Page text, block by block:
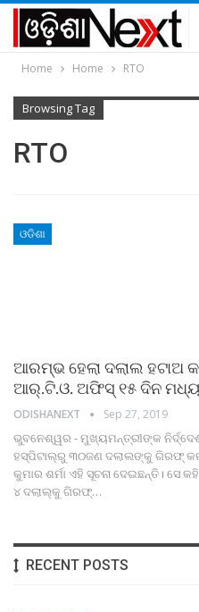
Home Home RTO
Browsing Tag
RTO
ଓଡିଶା
ଆରମ୍ଭ ହେଲା ଦଲାଲ ହଟାଅ
ଆର୍‍.ଟି.ଓ. ଅଫିସ୍‍ ୧୫ ଦିନ
ODISHANEXT Sep 27, 2019
ଭୁବନେଶ୍ୱର - ମୁଖ୍ୟମନ୍ତ୍ରୀଙ୍କ
ହସ୍ପିଟାଲ୍‍ରୁ ୩୦ଜଣ ଦଲାଲଙ୍କୁ ଗିରଫ୍‍
କୁମାର ଶର୍ମା ଏହି ସୂଚନା ଦେଇଛନ୍ତି।
୪ ଦଲାଲ୍‍କୁ ଗିରଫ୍‍…
RECENT POSTS